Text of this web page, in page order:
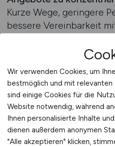
Kurze Wege, geringere
bessere Vereinbarkeit
Nähe, weil sie
Jobs den Vorteil, seinen
wechseln zu müssen
bestehende Strukturen
Wer gezielt nach Jobs
nicht nur seine Chancen
langfristige
Wir verwenden Cookies, um
bestmöglich und mit relevanten
sind einige Cookies für die
Website notwendig, während
Ihnen personalisierte Inhalte
dienen außerdem anonymen
"Alle akzeptieren" klicken,